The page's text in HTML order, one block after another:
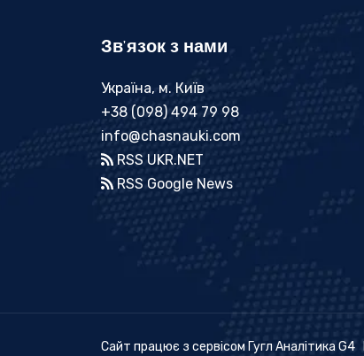
Зв'язок з нами
Україна, м. Київ
+38 (098) 494 79 98
info@chasnauki.com
RSS UKR.NET
RSS Google News
Сайт працює з сервісом Гугл Аналітика G4